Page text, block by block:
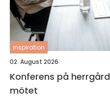
inspiration
02. August 2026
Konferens på herrgård när miljön lyfter
mötet